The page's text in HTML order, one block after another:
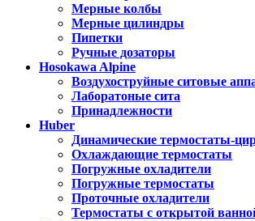
Мерные колбы
Мерные цилиндры
Пипетки
Ручные дозаторы
Hosokawa Alpine
Воздухоструйные ситовые
Лаборатоные сита
Принадлежности
Huber
Динамические термостаты-
Охлаждающие термостаты
Погружные охладители
Погружные термостаты
Проточные охладители
Термостаты с открытой